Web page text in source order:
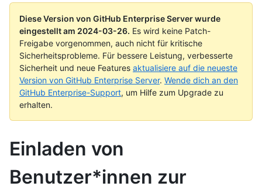
Diese Version von GitHub Enterprise Server wurde
eingestellt am 2024-03-26. Es wird keine Patch-
Freigabe vorgenommen, auch nicht für kritische
Sicherheitsprobleme. Für bessere Leistung, verbesserte
Sicherheit und neue Features aktualisiere auf die neueste
Version von GitHub Enterprise Server. Wende dich an den
GitHub Enterprise-Support, um Hilfe zum Upgrade zu
erhalten.
Einladen von
Benutzer*innen zur